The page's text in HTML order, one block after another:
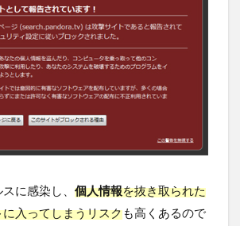
に感染し、 個人情報を抜き取られた
に入ってしまうリスクも高くあるので